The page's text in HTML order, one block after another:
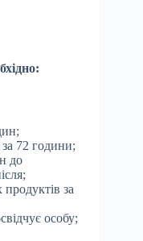
за 72 години;
до
за
особу;